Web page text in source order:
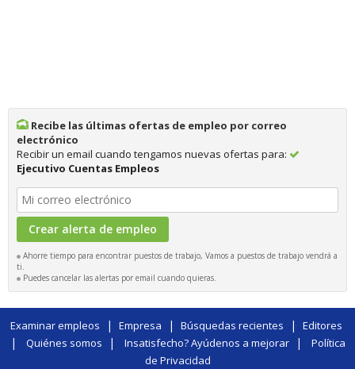
Recibe las últimas ofertas de empleo por correo
electrónico
Recibir un email cuando tengamos nuevas ofertas para:
Ejecutivo Cuentas Empleos
Ahorre tiempo para encontrar puestos de trabajo, Vamos a puestos de trabajo vendrá a
ti.
Puedes cancelar las alertas por email cuando quieras.
Examinar empleos | Empresa | Búsquedas recientes | Editores
| Quiénes somos | Insatisfecho? Ayúdenos a mejorar|
Política
de Privacidad